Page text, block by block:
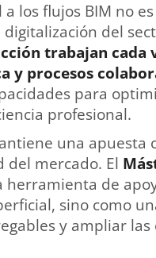
los flujos BIM no
del
trabajan cada
y procesos
para
profesional.
una apuesta
del mercado. El
de
sino como
y ampliar las